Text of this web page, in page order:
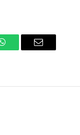
WhatsAppEmail